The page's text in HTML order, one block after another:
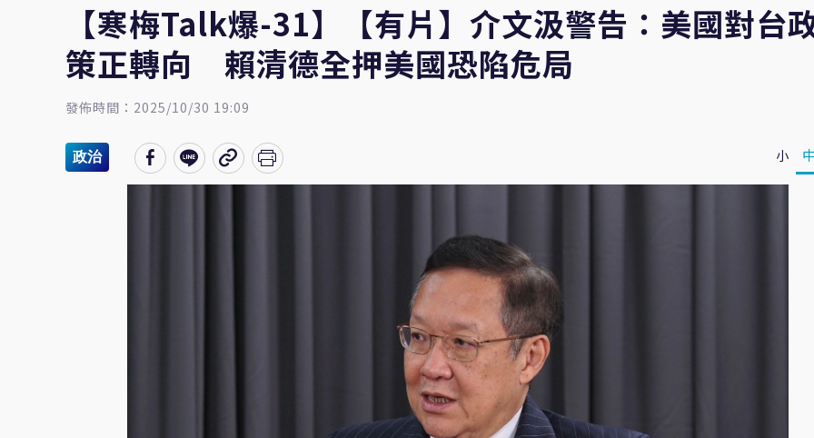
【寒梅Talk爆-31】【有片】介文汲警告：美國對台
策正轉向 賴清德全押美國恐陷危局
發佈時間：2025/10/30 19:09
政治 小